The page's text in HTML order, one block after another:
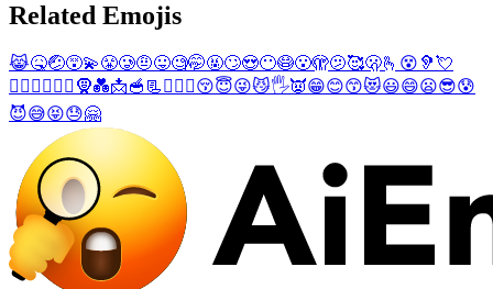
Related Emojis
😹🤒🤕😵‍💫😤🥲🤨😛🧐🤭🤬🙄😍😶😷😮🫣🫤🥰🫢🫰 😵 🦻💘
👩‍❤️‍👨 👩‍❤️‍👩 🧕💑📩🥣 📃 👨‍❤️‍👨😚😇😜😼🖐️👿😁😊😙😻😃😄😦😎😰
😈😅😝😓🤗